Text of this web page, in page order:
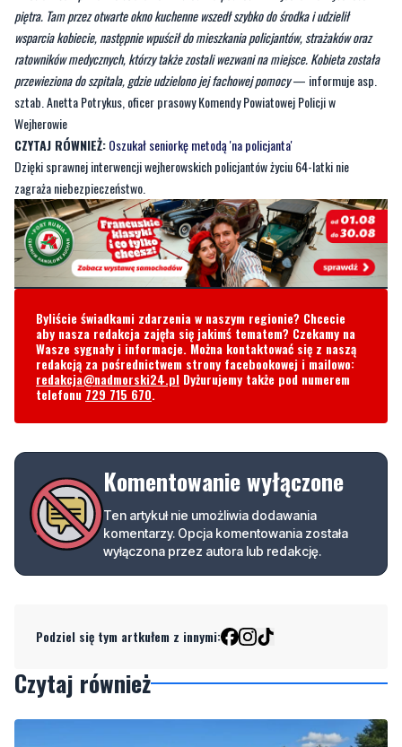
przewieziona do szpitala, gdzie udzielono jej fachowej pomocy— informuje asp.
sztab. Anetta Potrykus, oficer prasowy Komendy Powiatowej Policji w
Wejherowie
CZYTAJ RÓWNIEŻ:Oszukał seniorkę metodą 'na policjanta'
Dzięki sprawnej interwencji wejherowskich policjantów życiu 64-latki nie
zagraża niebezpieczeństwo.
Byliście świadkami zdarzenia w naszym regionie? Chcecie
aby nasza redakcja zajęła się jakimś tematem? Czekamy na
Wasze sygnały i informacje. Można kontaktować się z naszą
redakcja@nadmorski24.plDyżurujemy także pod numerem
telefonu729 715 670.
Komentowanie wyłączone
Ten artykuł nie umożliwia dodawania
wyłączona przez autora lub redakcję.
Podziel się tym artkułem z innymi: